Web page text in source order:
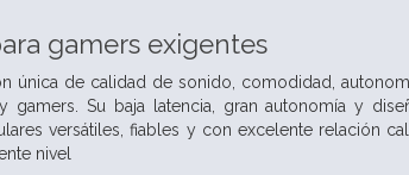
gamers exigentes
única de calidad de sonido, comodidad,
gamers. Su baja latencia, gran autonomía y
versátiles, fiables y con excelente relación
nivel